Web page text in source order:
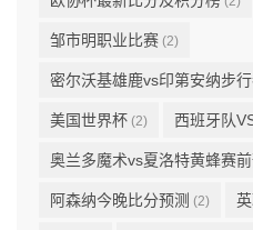
邹市明职业比赛 (2)
密尔沃基雄鹿vs印第安纳步
美国世界杯 (2) 西班牙队
奥兰多魔术vs夏洛特黄蜂赛前
阿森纳今晚比分预测 (2)